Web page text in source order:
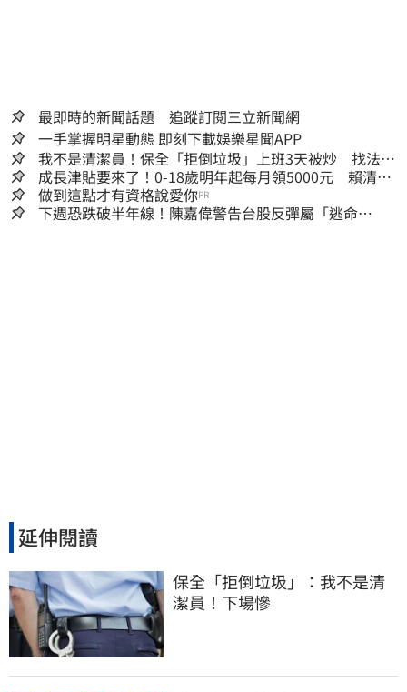
最即時的新聞話題 追蹤訂閱三立新聞網
一手掌握明星動態 即刻下載娛樂星聞APP
我不是清潔員！保全「拒倒垃圾」上班3天被炒 找法院
討公道結果出爐
成長津貼要來了！0-18歲明年起每月領5000元 賴清
德：此時不生更待何時
做到這點才有資格說愛你PR
下週恐跌破半年線！陳嘉偉警告台股反彈屬「逃命
延伸閱讀
保全「拒倒垃圾」：我不是清
潔員！下場慘